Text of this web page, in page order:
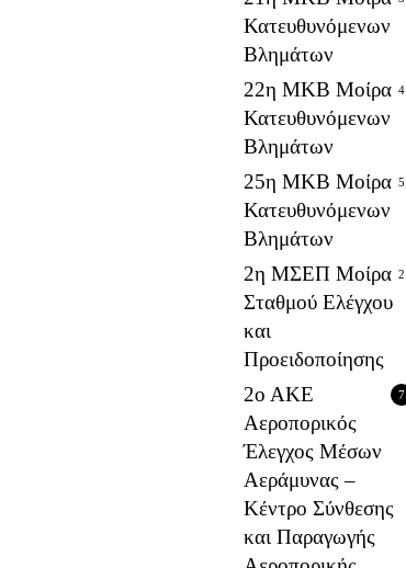
Κατευθυνόμενων
Βλημάτων
22η ΜΚΒ Μοίρα
Κατευθυνόμενων
Βλημάτων
4
25η ΜΚΒ Μοίρα
Κατευθυνόμενων
Βλημάτων
5
2η ΜΣΕΠ Μοίρα
Σταθμού Ελέγχου
και
Προειδοποίησης
2
2ο ΑΚΕ
Αεροπορικός
Έλεγχος Μέσων
Αεράμυνας –
Κέντρο Σύνθεσης
και Παραγωγής
7